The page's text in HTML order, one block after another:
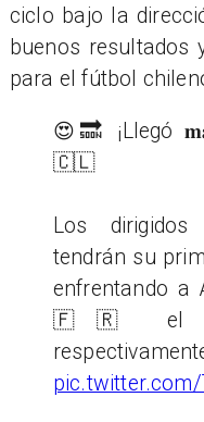
ciclo bajo la
buenos resultados
para el fútbol
😍🔜 ¡Llegó
🇨🇱
Los
tendrán su
enfrentando
🇫🇷 el
pic.twitter.com/